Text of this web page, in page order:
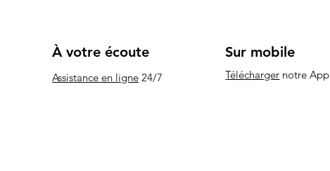
À votre écoute
Assistance en ligne 24/7
Sur mobile
Télécharger notre App